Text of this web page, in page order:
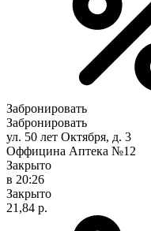
Забронировать
Забронировать
ул. 50 лет Октября, д. 3
Оффицина Аптека №12
Закрыто
в 20:26
Закрыто
21,84 р.